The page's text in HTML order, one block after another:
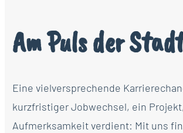
Am Puls der
Eine vielversprechende
kurzfristiger Jobwechsel, ein
Aufmerksamkeit verdient: Mit uns